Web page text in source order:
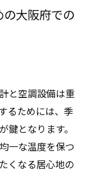
大阪府での
と空調設備は重
るためには、季
となります。
一な温度を保つ
くなる居心地の